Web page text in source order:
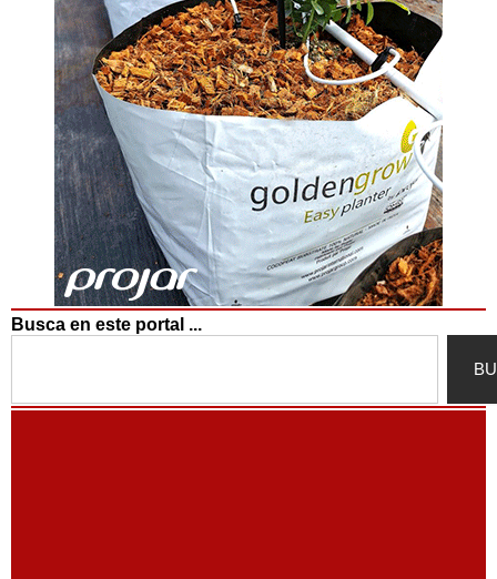
Busca en este portal ...